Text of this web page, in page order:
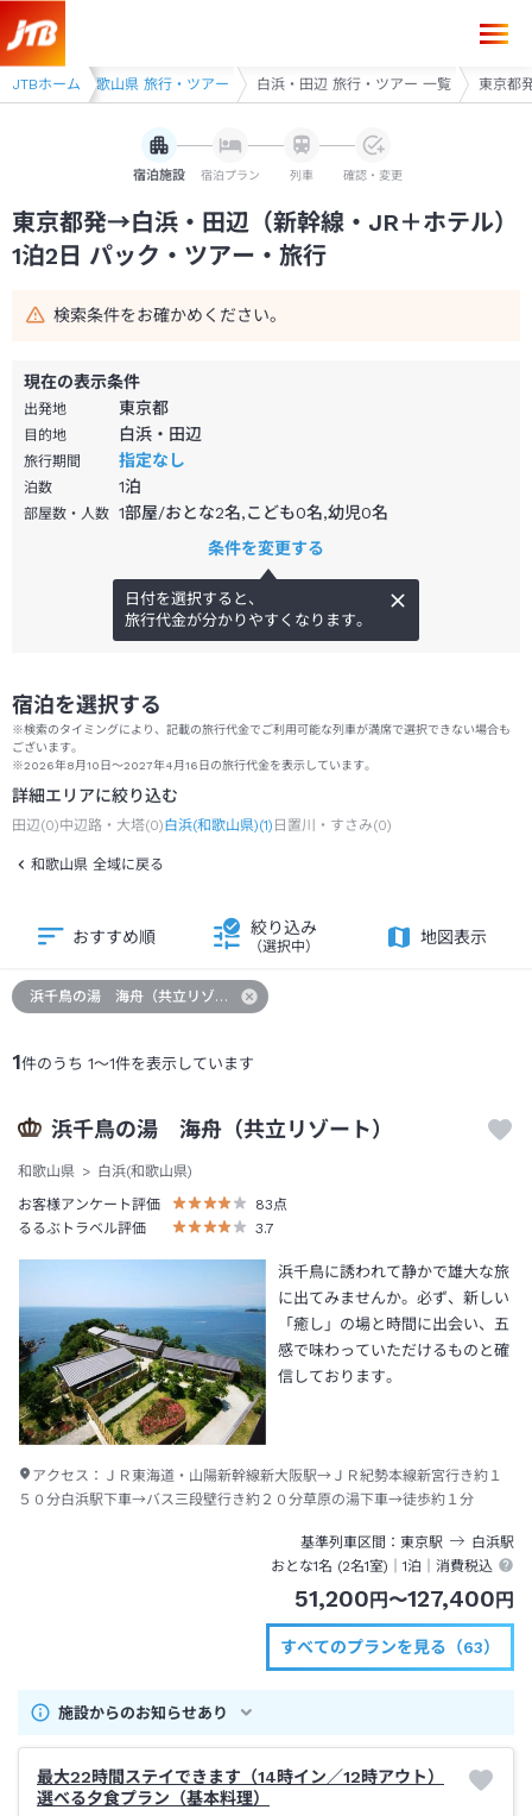
JTBホーム
歌山県 和歌山県 旅行・ツアー 白浜・田辺 旅行・ツアー 一覧 東京都
宿泊施設 宿泊プラン 列車 確認・変更
東京都発→白浜・田辺（新幹線・JR＋ホテル）
1泊2日 パック・ツアー・旅行
検索条件をお確かめください。
現在の表示条件
出発地 東京都
目的地 白浜・田辺
旅行期間 指定なし
泊数 1泊
部屋数・人数 1部屋/おとな2名,こども0名,幼児0名
条件を変更する
日付を選択すると、
旅行代金が分かりやすくなります。
宿泊を選択する
※検索のタイミングにより、記載の旅行代金でご利用可能な列車が満席で選択できない場合も
ございます。
※2026年8月10日～2027年4月16日の旅行代金を表示しています。
詳細エリアに絞り込む
田辺(0)中辺路・大塔(0)白浜(和歌山県)(1) 日置川・すさみ(0)
和歌山県 全域に戻る
1件のうち 1～1件を表示しています
おすすめ順 絞り込み
（選択中）
地図表示
浜千鳥の湯 海舟（共立リゾート）
浜千鳥の湯 海舟（共立リゾート）
和歌山県
白浜(和歌山県)
お客様アンケート評価
83 点
るるぶトラベル評価
3.7
浜千鳥に誘われて静かで雄大な旅
に出てみませんか。必ず、新しい
「癒し」の場と時間に出会い、五
感で味わっていただけるものと確
信しております。
アクセス： ＪＲ東海道・山陽新幹線新大阪駅→ＪＲ紀勢本線新宮行き約１
５０分白浜駅下車→バス三段壁行き約２０分草原の湯下車→徒歩約１分
基準列車区間 東京駅 白浜駅
おとな1名 (2名1室)｜1泊 ｜消費税込
51,200 円 〜127,400 円
すべてのプランを見る（63）
施設からのお知らせあり
最大22時間ステイできます（14時イン／12時アウト）
選べる夕食プラン（基本料理）